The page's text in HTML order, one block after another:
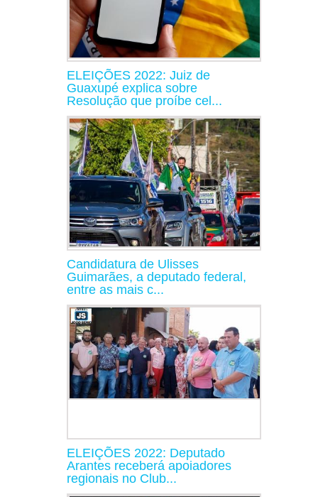
ELEIÇÕES 2022: Juiz de
Guaxupé explica sobre
Resolução que proíbe cel...
Candidatura de Ulisses
Guimarães, a deputado federal,
entre as mais c...
ELEIÇÕES 2022: Deputado
Arantes receberá apoiadores
regionais no Club...